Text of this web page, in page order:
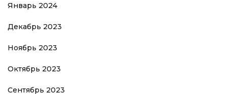
Январь 2024
Декабрь 2023
Ноябрь 2023
Октябрь 2023
Сентябрь 2023